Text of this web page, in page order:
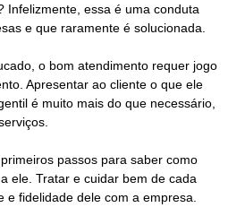
Infelizmente, essa é uma conduta
e que raramente é solucionada.
o bom atendimento requer jogo
Apresentar ao cliente o que ele
é muito mais do que necessário,
passos para saber como
ele. Tratar e cuidar bem de cada
e fidelidade dele com a empresa.